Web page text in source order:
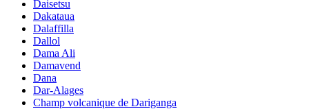
Daisetsu
Dakataua
Dalaffilla
Dallol
Dama Ali
Damavend
Dana
Dar-Alages
Champ volcanique de Dariganga